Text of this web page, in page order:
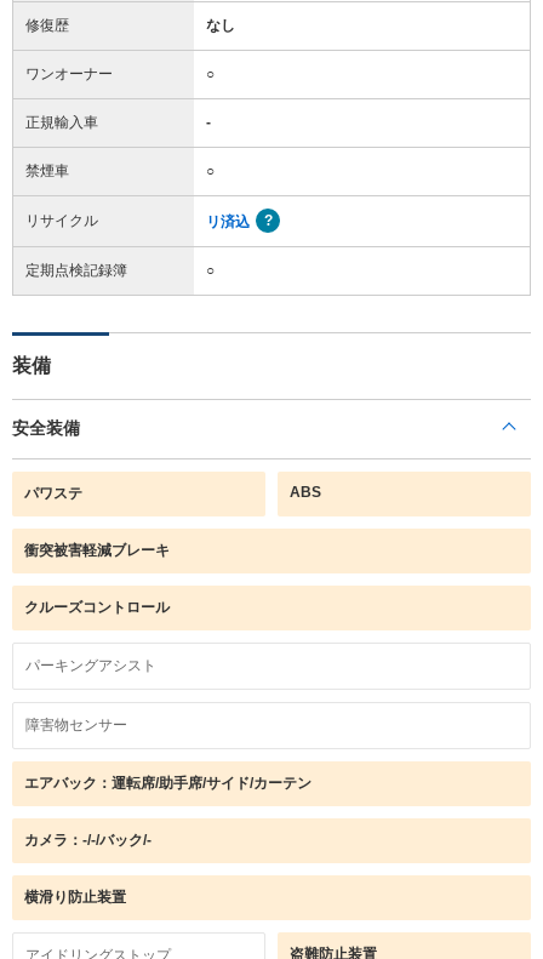
修復歴 なし
ワンオーナー ○
正規輸入車 -
禁煙車 ○
リサイクル リ済込
定期点検記録簿 ○
装備
安全装備
パワステ ABS
衝突被害軽減ブレーキ
クルーズコントロール
パーキングアシスト
障害物センサー
エアバック：運転席/助手席/サイド/カーテン
カメラ：-/-/バック/-
横滑り防止装置
アイドリングストップ 盗難防止装置